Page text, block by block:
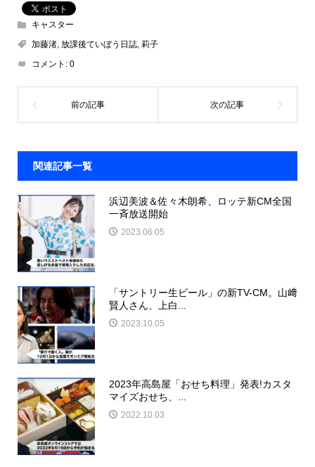
キャスター
加藤渚, 放課後ていぼう日誌, 莉子
コメント: 0
関連記事一覧
浜辺美波＆佐々木朗希、ロッテ新CM全国
一斉放送開始
2023.06.05
「サントリー生ビール」の新TV-CM。山﨑
賢人さん、上白...
2023.10.05
2023年高島屋「おせち料理」発表!カスタ
マイズおせち、...
2022.10.03